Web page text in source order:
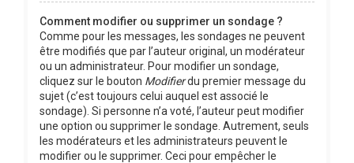
Comment modifier ou supprimer un sondage ?
Comme pour les messages, les sondages ne peuvent
être modifiés que par l’auteur original, un modérateur
ou un administrateur. Pour modifier un sondage,
cliquez sur le bouton Modifierdu premier message du
sujet (c’est toujours celui auquel est associé le
sondage). Si personne n’a voté, l’auteur peut modifier
une option ou supprimer le sondage. Autrement, seuls
les modérateurs et les administrateurs peuvent le
modifier ou le supprimer. Ceci pour empêcher le